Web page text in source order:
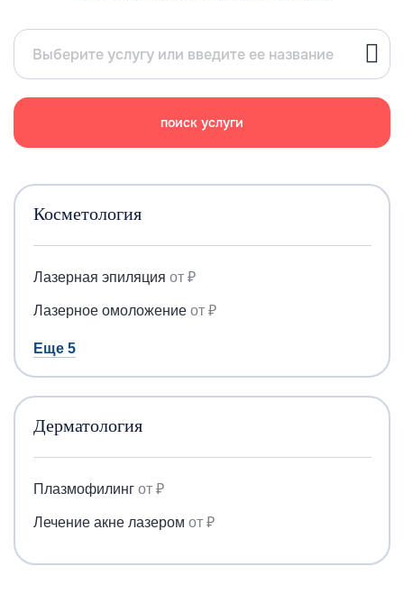
поиск услуги
Косметология
Лазерная эпиляция от ₽
Лазерное омоложение от ₽
Еще 5
Дерматология
Плазмофилинг от ₽
Лечение акне лазером от ₽